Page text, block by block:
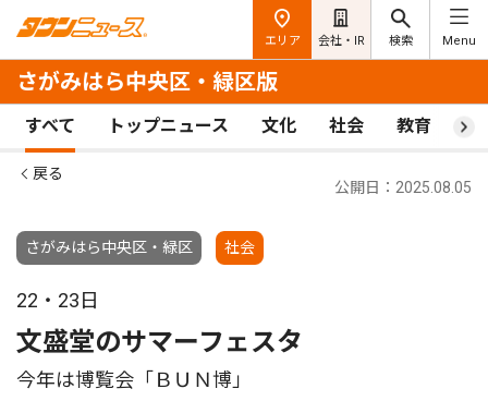
エリア 会社・IR 検索 Menu
さがみはら中央区・緑区版
すべて トップニュース 文化 社会 教育 ス
戻る
さがみはら中央区・緑区 社会
公開日：2025.08.05
22・23日
文盛堂のサマーフェスタ
今年は博覧会「ＢＵＮ博」